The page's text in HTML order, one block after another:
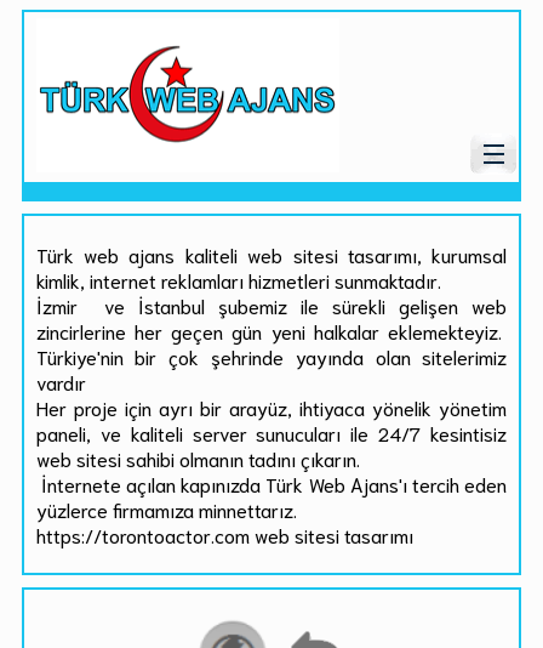
Türk web ajans kaliteli web sitesi tasarımı, kurumsal
kimlik, internet reklamları hizmetleri sunmaktadır.
İzmir ve İstanbul şubemiz ile sürekli gelişen web
zincirlerine her geçen gün yeni halkalar eklemekteyiz.
Türkiye'nin bir çok şehrinde yayında olan sitelerimiz
vardır
Her proje için ayrı bir arayüz, ihtiyaca yönelik yönetim
paneli, ve kaliteli server sunucuları ile 24/7 kesintisiz
web sitesi sahibi olmanın tadını çıkarın.
İnternete açılan kapınızda Türk Web Ajans'ı tercih eden
yüzlerce firmamıza minnettarız.
https://torontoactor.com web sitesi tasarımı